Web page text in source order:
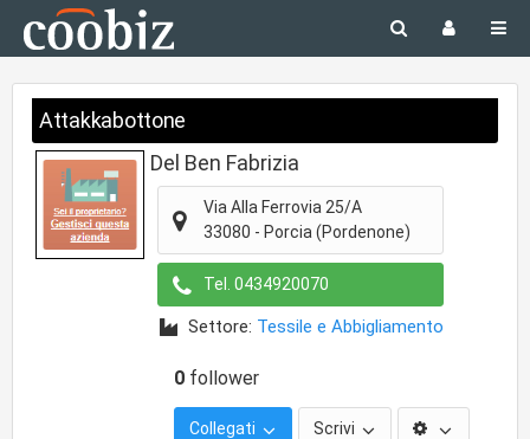
Attakkabottone
Del Ben Fabrizia
Via Alla Ferrovia 25/A
33080 - Porcia (Pordenone)
Tel. 0434920070
Settore: Tessile e Abbigliamento
0 follower
Collegati Scrivi